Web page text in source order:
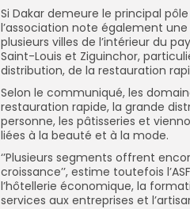
Si Dakar demeure le principal
l’association note également
plusieurs villes de l’intérieur du
Saint-Louis et Ziguinchor,
distribution, de la restauration
Selon le communiqué, les
restauration rapide, la grande
personne, les pâtisseries et
liées à la beauté et à la mode.
‘’Plusieurs segments offrent
croissance’’, estime toutefois
l’hôtellerie économique, la
services aux entreprises et